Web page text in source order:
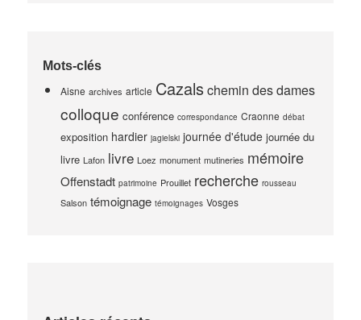
Mots-clés
Aisne archives article Cazals chemin des dames
colloque conférence correspondance Craonne débat
exposition hardier jagielski journée d'étude journée du
livre Lafon livre Loez monument mutineries mémoire
Offenstadt patrimoine Prouillet recherche rousseau
Salson témoignage témoignages Vosges